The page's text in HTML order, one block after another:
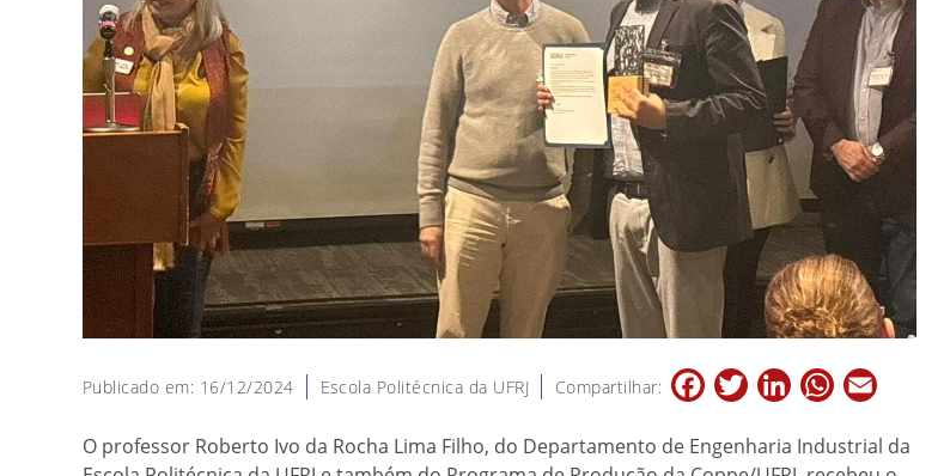
Publicado em: 16/12/2024 Escola Politécnica da UFRJ Compartilhar: FacebookTwitterLinkedInWhatsApp
O professor Roberto Ivo da Rocha Lima Filho, do Departamento de Engenharia Industrial da